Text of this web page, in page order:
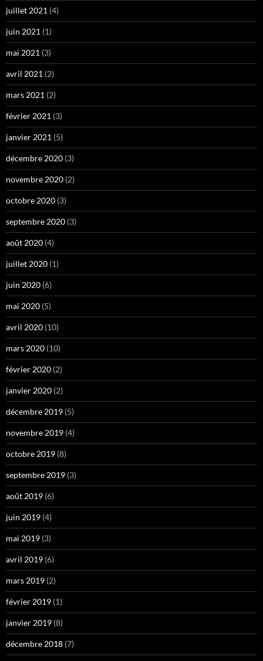
juillet 2021 (4)
juin 2021 (1)
mai 2021 (3)
avril 2021 (2)
mars 2021 (2)
février 2021 (3)
janvier 2021 (5)
décembre 2020 (3)
novembre 2020 (2)
octobre 2020 (3)
septembre 2020 (3)
août 2020 (4)
juillet 2020 (1)
juin 2020 (6)
mai 2020 (5)
avril 2020 (10)
mars 2020 (10)
février 2020 (2)
janvier 2020 (2)
décembre 2019 (5)
novembre 2019 (4)
octobre 2019 (8)
septembre 2019 (3)
août 2019 (6)
juin 2019 (4)
mai 2019 (3)
avril 2019 (6)
mars 2019 (2)
février 2019 (1)
janvier 2019 (8)
décembre 2018 (7)